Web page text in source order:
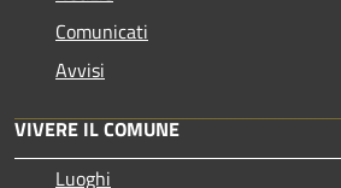
Comunicati
Avvisi
VIVERE IL COMUNE
Luoghi